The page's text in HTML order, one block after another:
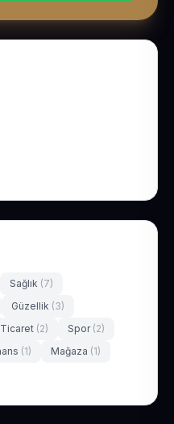
Sağlık (7)
Güzellik (3)
(2) Spor (2)
(1) Mağaza (1)